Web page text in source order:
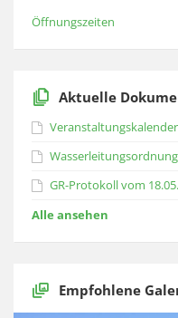
Öffnungszeiten
Aktuelle
GR-Protokoll vom
Alle ansehen
Empfohlene